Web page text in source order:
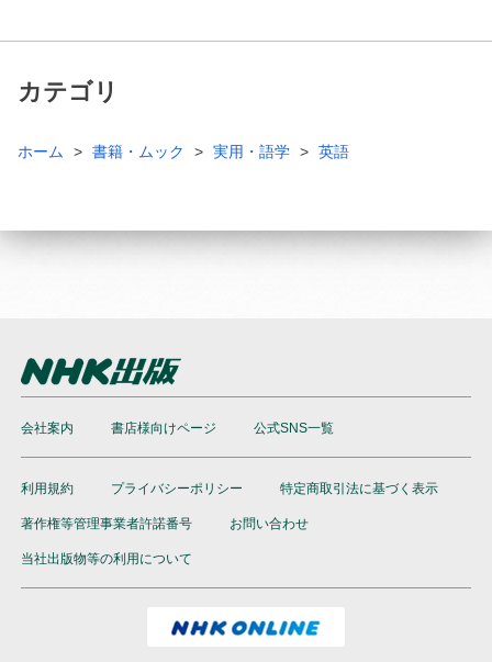
カテゴリ
ホーム 書籍・ムック 実用・語学 英語
会社案内 書店様向けページ 公式SNS一覧
利用規約 プライバシーポリシー 特定商取引法に基づく表示
著作権等管理事業者許諾番号 お問い合わせ
当社出版物等の利用について